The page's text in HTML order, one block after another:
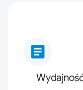
article